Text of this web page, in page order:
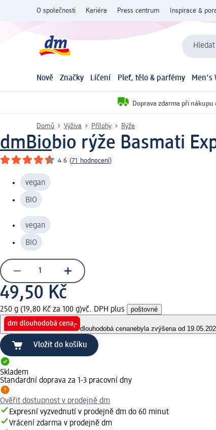
O společnosti Kariéra Press centrum Inspirace &
Nově Značky Líčení Pleť, tělo & parfémy Men's
Doprava zdarma při nákupu
Domů Výživa Přílohy Rýže
dmBiobio rýže Basmati
4.6 (71 hodnocení)
vegan
BIO
vegan
BIO
49,50 Kč
250 g (19,80 Kč za 100 g)vč. DPH plus poštovné
dlouhodobá cenanebyla zvýšena od
Vložit do košíku
Skladem
Standardní doprava za 1-3 pracovní dny
Ověřit dostupnost v prodejně dm
Expresní vyzvednutí v prodejně dm do 60 minut
Vrácení zdarma v prodejně dm